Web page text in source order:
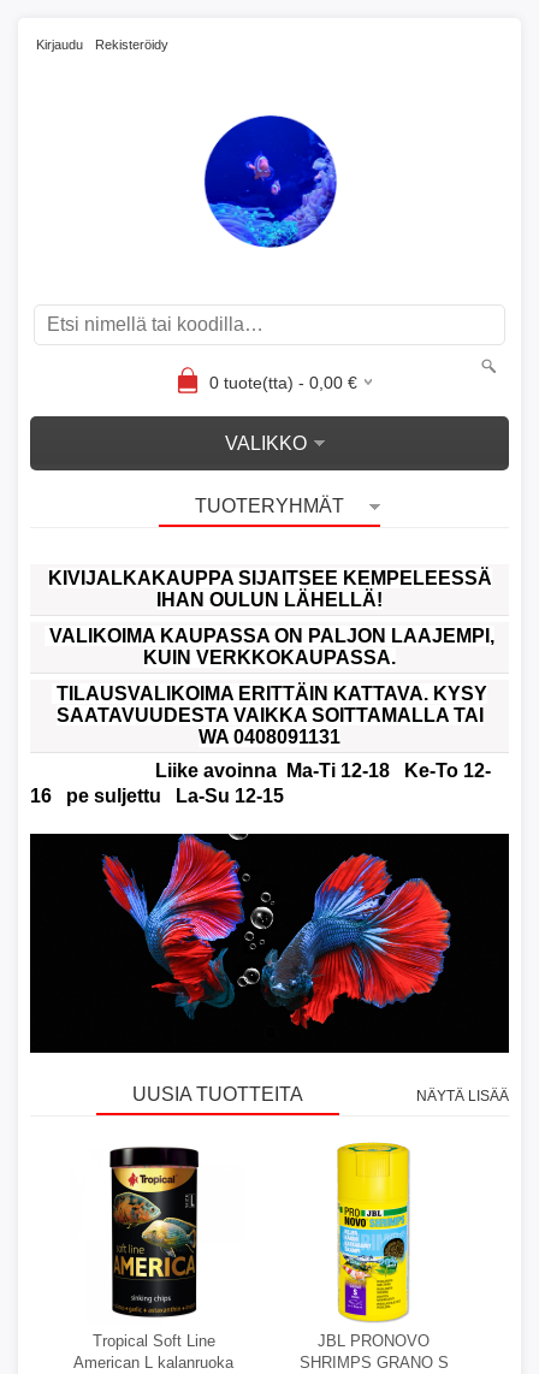
Kirjaudu Rekisteröidy
0tuote(tta) - 0,00€
VALIKKO
TUOTERYHMÄT
KIVIJALKAKAUPPA SIJAITSEE KEMPELEESSÄ
IHAN OULUN LÄHELLÄ!
VALIKOIMA KAUPASSA ON PALJON LAAJEMPI,
KUIN VERKKOKAUPASSA.
TILAUSVALIKOIMA ERITTÄIN KATTAVA. KYSY
SAATAVUUDESTA VAIKKA SOITTAMALLA TAI
WA 0408091131
Liike avoinna Ma-Ti 12-18 Ke-To 12-
16 pe suljettu La-Su 12-15
UUSIA TUOTTEITA NÄYTÄ LISÄÄ
Tropical Soft Line
American L kalanruoka
JBL PRONOVO
SHRIMPS GRANO S